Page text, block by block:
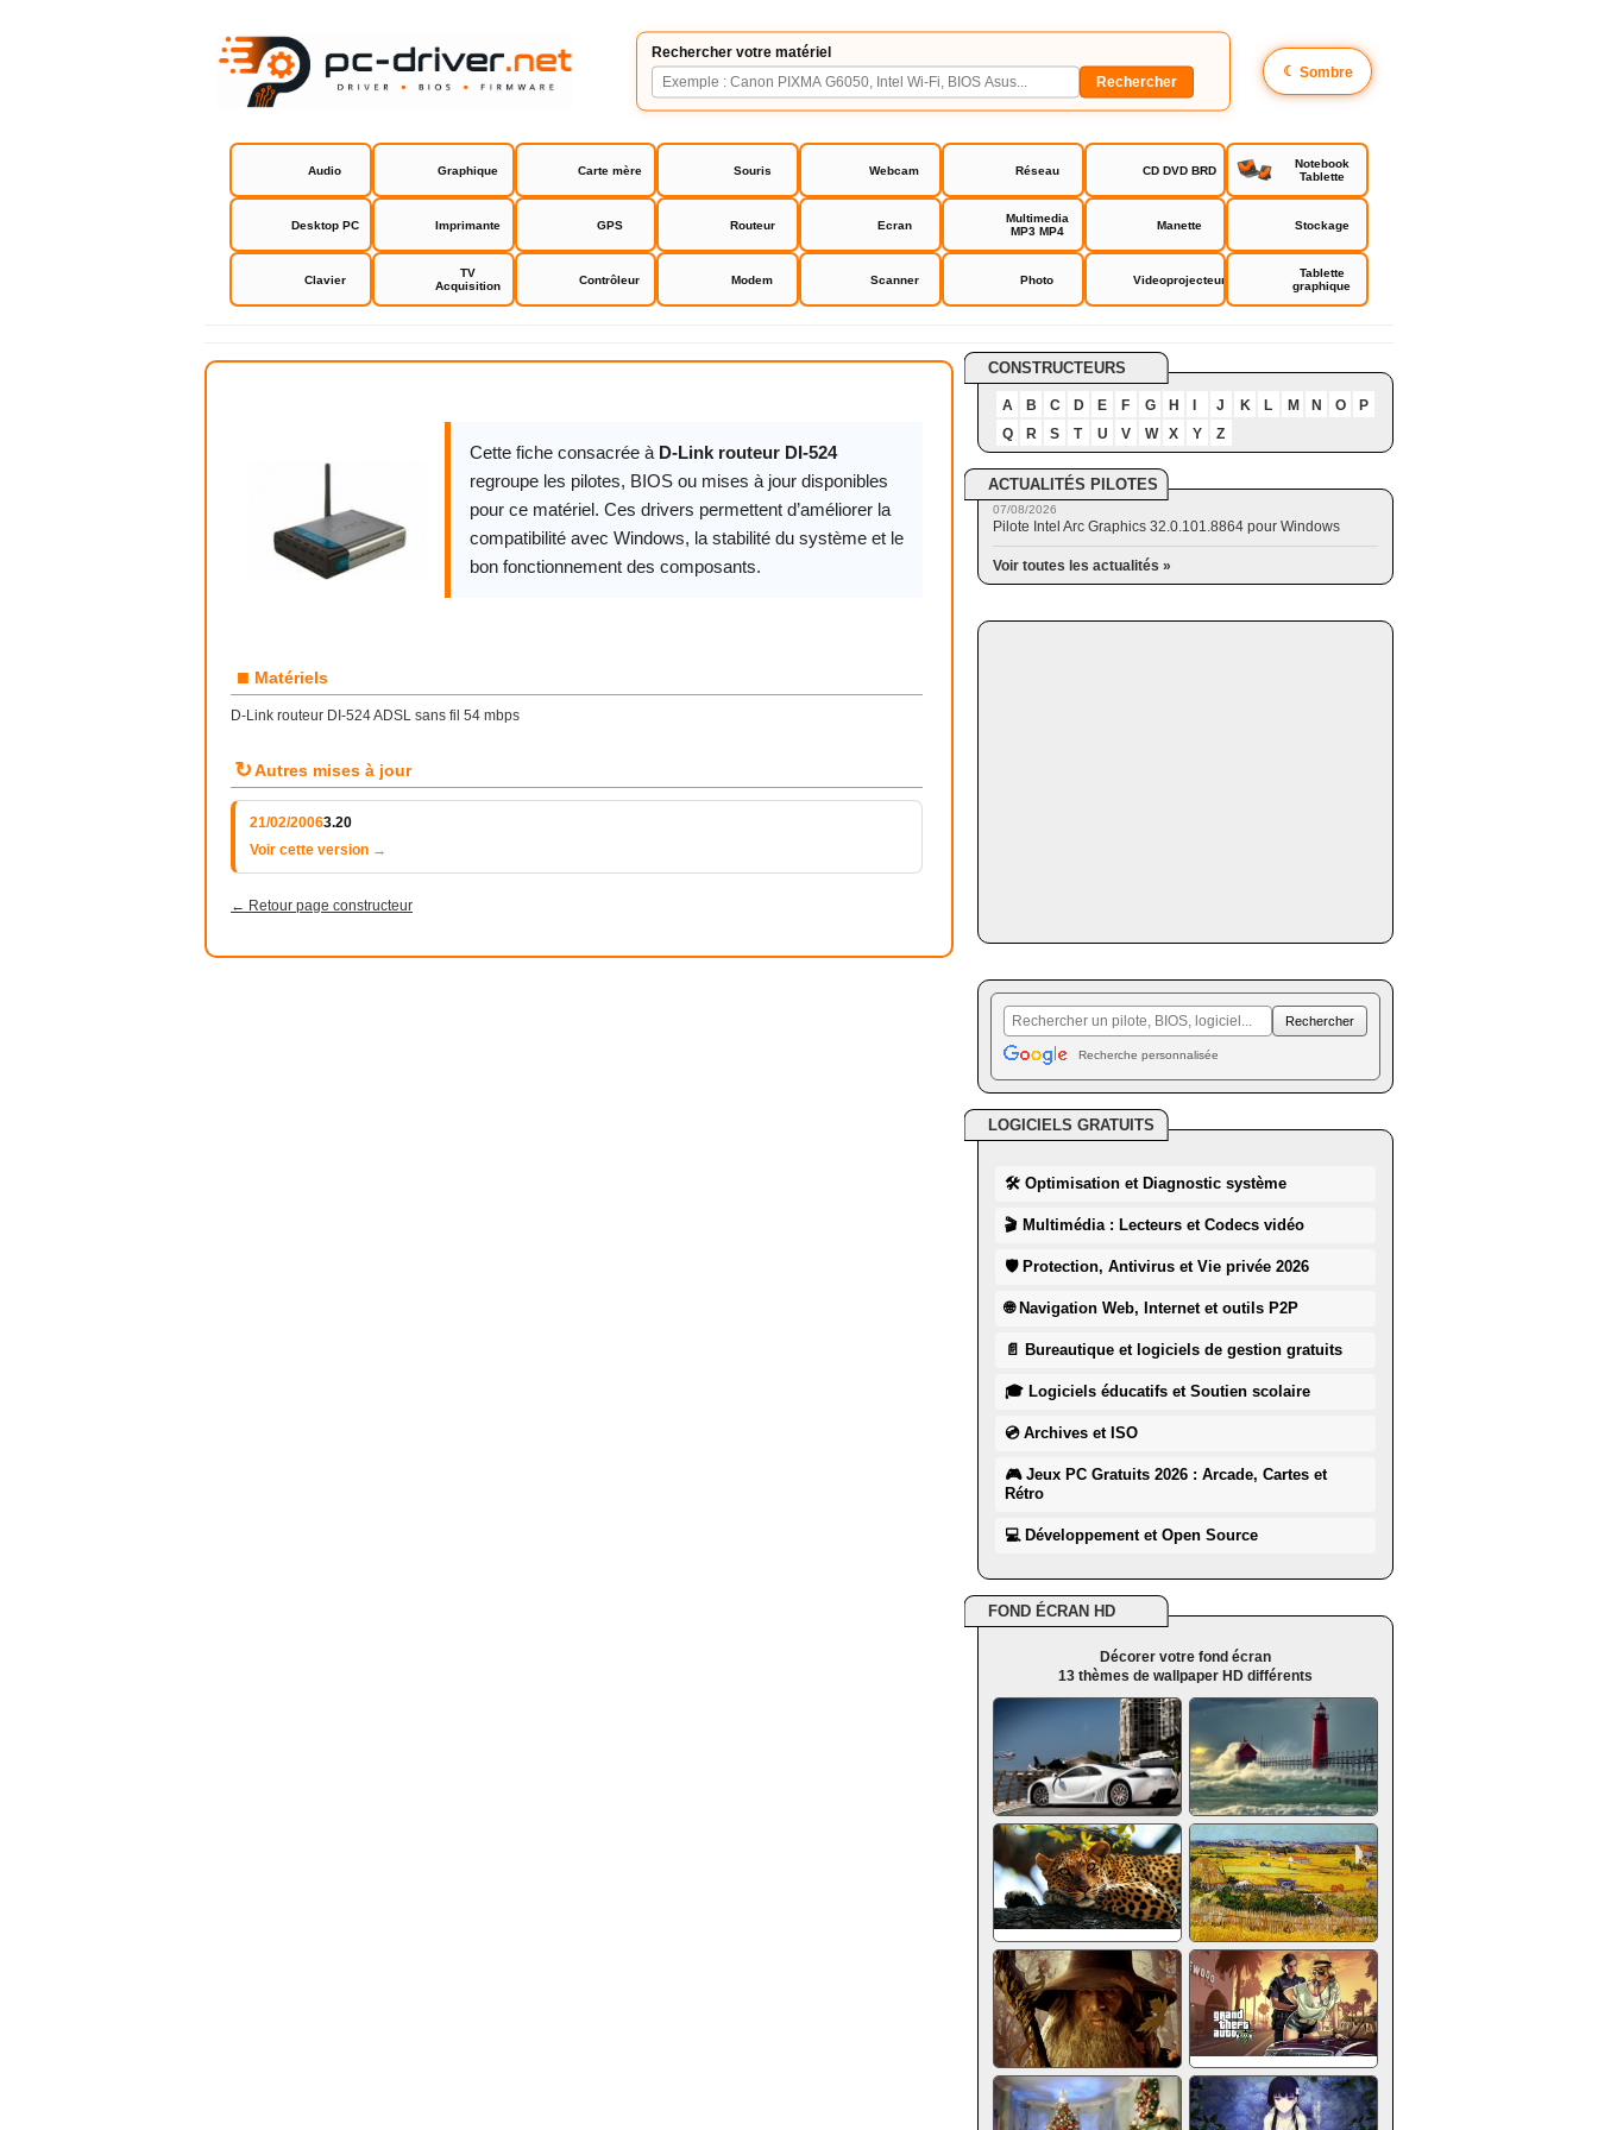
Rechercher votre matériel
☾ Sombre
Audio Graphique Carte mère Souris Webcam Réseau CD DVD BRD
Notebook
Tablette
Desktop PC Imprimante GPS Routeur Ecran
Multimedia
MP3 MP4
Manette Stockage
Clavier
TV
Acquisition
Contrôleur Modem Scanner Photo Videoprojecteur
Tablette
graphique
D-Link routeur DI-524
Cette fiche consacrée à D-Link routeur DI-524
regroupe les pilotes, BIOS ou mises à jour disponibles
pour ce matériel. Ces drivers permettent d’améliorer la
compatibilité avec Windows, la stabilité du système et le
bon fonctionnement des composants.
■ Matériels
D-Link routeur DI-524 ADSL sans fil 54 mbps
↻Autres mises à jour
21/02/20063.20
Voir cette version →
← Retour page constructeur
CONSTRUCTEURS
A B C D E F G H J K L M N O
P
Q
R S T U V W X Y Z
ACTUALITÉS PILOTES
07/08/2026
Pilote Intel Arc Graphics 32.0.101.8864 pour Windows
Voir toutes les actualités »
Recherche personnalisée
LOGICIELS GRATUITS
🛠 Optimisation et Diagnostic système
🎬 Multimédia : Lecteurs et Codecs vidéo
🛡 Protection, Antivirus et Vie privée 2026
🌐 Navigation Web, Internet et outils P2P
📄 Bureautique et logiciels de gestion gratuits
🎓 Logiciels éducatifs et Soutien scolaire
💿 Archives et ISO
🎮 Jeux PC Gratuits 2026 : Arcade, Cartes et
Rétro
💻 Développement et Open Source
FOND ÉCRAN HD
Décorer votre fond écran
13 thèmes de wallpaper HD différents